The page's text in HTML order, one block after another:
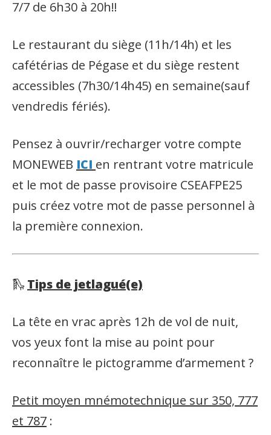
7/7 de 6h30 à 20h‼️
Le restaurant du siège (11h/14h) et les
cafétérias de Pégase et du siège restent
accessibles (7h30/14h45) en semaine(sauf
vendredis fériés).
Pensez à ouvrir/recharger votre compte
MONEWEB ICI en rentrant votre matricule
et le mot de passe provisoire CSEAFPE25
puis créez votre mot de passe personnel à
la première connexion.
🛝 Tips de jetlagué(e)
La tête en vrac après 12h de vol de nuit,
vos yeux font la mise au point pour
reconnaître le pictogramme d’armement ?
Petit moyen mnémotechnique sur 350, 777
et 787 :